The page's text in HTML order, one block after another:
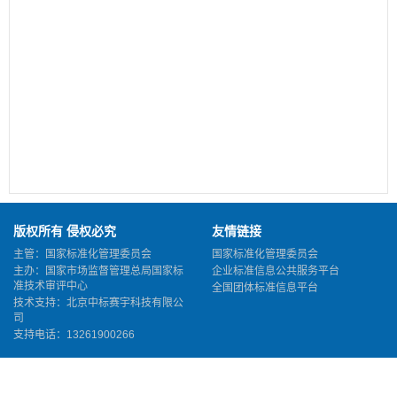
版权所有 侵权必究
主管：国家标准化管理委员会
主办：国家市场监督管理总局国家标
准技术审评中心
技术支持：北京中标赛宇科技有限公
司
支持电话：13261900266
友情链接
国家标准化管理委员会
企业标准信息公共服务平台
全国团体标准信息平台